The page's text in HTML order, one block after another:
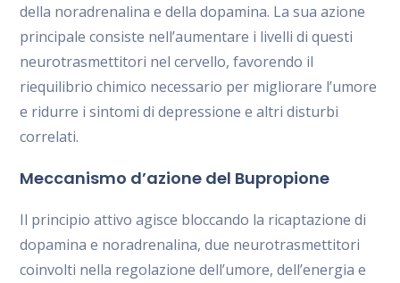
della noradrenalina e della dopamina. La sua azione
principale consiste nell’aumentare i livelli di questi
neurotrasmettitori nel cervello, favorendo il
riequilibrio chimico necessario per migliorare l’umore
e ridurre i sintomi di depressione e altri disturbi
correlati.
Meccanismo d’azione del Bupropione
Il principio attivo agisce bloccando la ricaptazione di
dopamina e noradrenalina, due neurotrasmettitori
coinvolti nella regolazione dell’umore, dell’energia e